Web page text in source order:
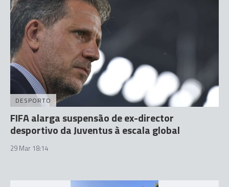
DESPORTO
FIFA alarga suspensão de ex-director
desportivo da Juventus à escala global
29 Mar 18:14